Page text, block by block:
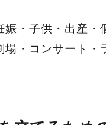
・子供・出産
・コンサート